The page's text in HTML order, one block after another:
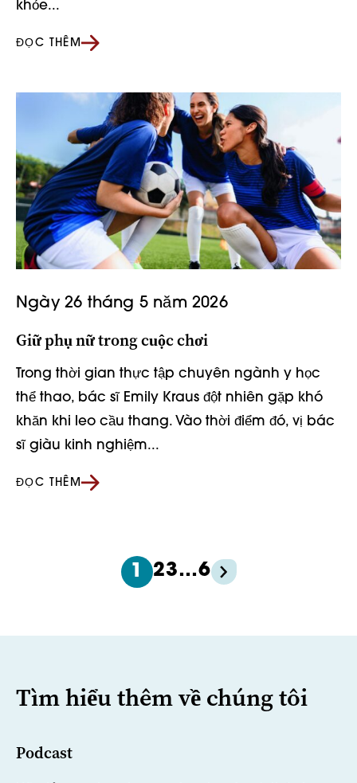
khỏe...
ĐỌC THÊM
Ngày 26 tháng 5 năm 2026
Giữ phụ nữ trong cuộc chơi
Trong thời gian thực tập chuyên ngành y học
thể thao, bác sĩ Emily Kraus đột nhiên gặp khó
khăn khi leo cầu thang. Vào thời điểm đó, vị bác
sĩ giàu kinh nghiệm...
ĐỌC THÊM
1 23…6
Tìm hiểu thêm về chúng tôi
Podcast